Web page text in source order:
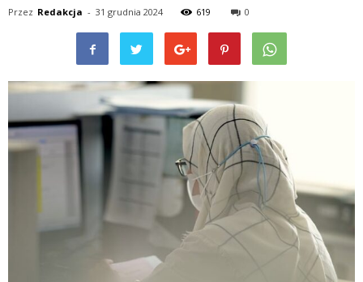
Przez Redakcja - 31 grudnia 2024 619 0